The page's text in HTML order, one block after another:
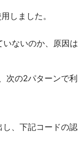
しました。
ないのか、原因は
次の2パターンで利
、下記コードの認